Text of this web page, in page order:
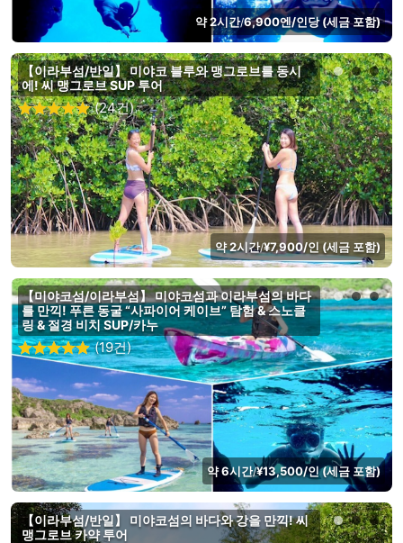
약 2시간/6,900엔/인당 (세금 포함)
【이라부섬/반일】 미야코 블루와 맹그로브를 동시
에! 씨 맹그로브 SUP 투어
(24건)
약 2시간/¥7,900/인 (세금 포함)
【미야코섬/이라부섬】 미야코섬과 이라부섬의 바다
를 만끽! 푸른 동굴 “사파이어 케이브” 탐험 & 스노클
링 & 절경 비치 SUP/카누
(19건)
약 6시간/¥13,500/인 (세금 포함)
【이라부섬/반일】 미야코섬의 바다와 강을 만끽! 씨
맹그로브 카약 투어